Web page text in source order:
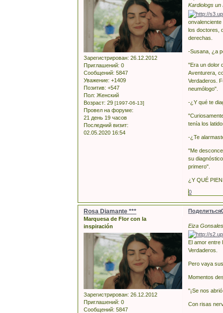
Зарегистрирован: 26.12.2012
Приглашений: 0
Сообщений: 5847
Уважение: +1409
Позитив: +547
Пол: Женский
Возраст: 29 [1997-06-13]
Провел на форуме:
21 день 19 часов
Последний визит:
02.05.2020 16:54
Kardiologs un
los doctores,
derechas.
-Susana, ¿a
"Era un dolor
Aventurera,
Verdaderos.
neumólogo".
-¿Y qué te
tenía los
-¿Te
"Me
su
primero".
¿Y QUÉ
0
Поделиться
Rosa Diamante ***
Marquesa de Flor con la
inspiración
Зарегистрирован: 26.12.2012
Приглашений: 0
Сообщений: 5847
Eiza
El amor entre
Verdaderos.
Pero vaya
Momentos
"¡Se nos
Con risas